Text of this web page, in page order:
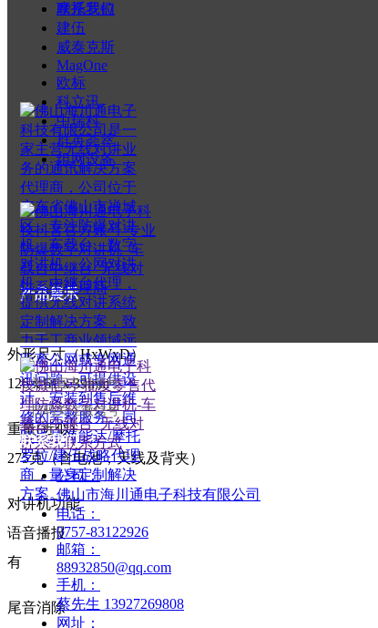
音频输出
≥ 800mW @ 16 Ohms (内部)
输出功率 (额定值) 高/低
4W/1W
物理参数
显示屏
有
键盘
有
外形尺寸（HxWxD）
126 x 61 x 39mm
重量(近似)
275克（含电池，天线及背夹）
对讲机功能
语音播报
有
尾音消除
联系我们
摩托罗拉
建伍
威泰克斯
MagOne
欧标
科立讯
中瑞科
群英荟萃
组网设备
产品展示
——
关注官方抖音号
扫码关注微信号
联系我们
——
公司：
佛山市海川通电子科技有限公司
电话：
0757-83122926
邮箱：
88932850@qq.com
手机：
蔡先生 13927269808
网址：